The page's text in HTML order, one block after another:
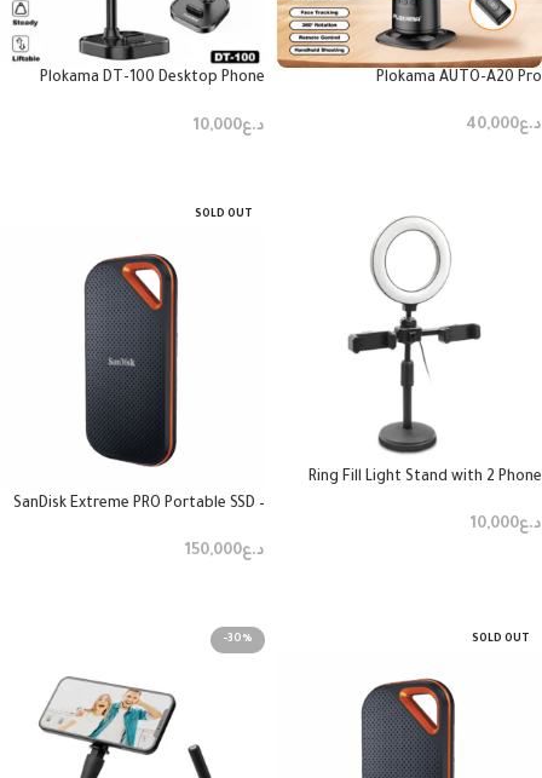
Plokama AUTO-A20 Pro
د.ع40,000
Plokama DT-100 Desktop Phone
د.ع10,000
Ring Fill Light Stand with 2 Phone
د.ع10,000
SOLD OUT
SanDisk Extreme PRO Portable SSD –
د.ع150,000
SOLD OUT
-30%